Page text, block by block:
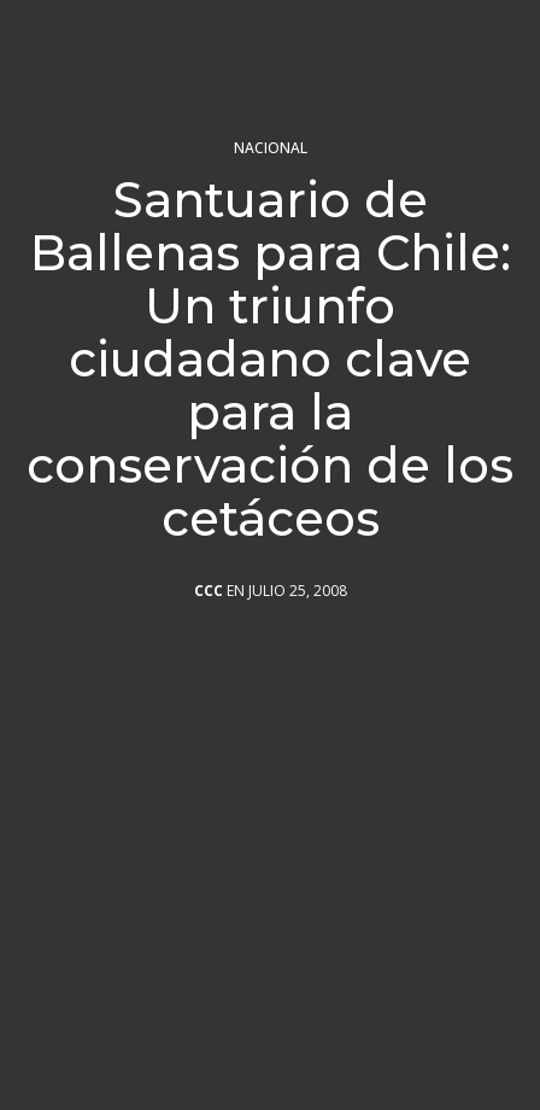
NACIONAL
Santuario de
Ballenas para Chile:
Un triunfo
ciudadano clave
para la
conservación de los
cetáceos
CCC EN JULIO 25, 2008